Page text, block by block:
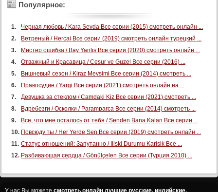
Популярное:
Черная любовь / Kara Sevda Все серии (2015) смотреть онлайн ...
Ветреный / Hercai Все серии (2019) смотреть онлайн турецкий ...
Мистер ошибка / Bay Yanlis Все серии (2020) смотреть онлайн ...
Отважный и Красавица / Cesur ve Guzel Все серии (2016) ...
Вишневый сезон / Kiraz Mevsimi Все серии (2014) смотреть ...
Правосудие / Yargi Все серии (2021) смотреть онлайн на ...
Девушка за стеклом / Camdaki Kiz Все серии (2021) смотреть ...
Вдребезги / Осколки / Paramparca Все серии (2014) смотреть ...
Все, что мне осталось от тебя / Senden Bana Kalan Все серии ...
Повсюду ты / Her Yerde Sen Все серии (2019) смотреть онлайн ...
Статус отношений: Запутанно / Iliski Durumu Karisik Все ...
Разбивающая сердца / Gönülçelen Все серии (Турция 2010) ...
У нас Вы можете смотреть онлайн лучшие русские, индийские,